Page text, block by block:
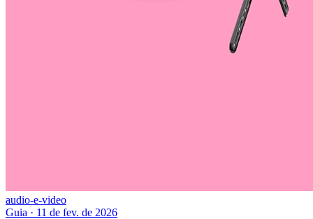
audio-e-video
Guia · 11 de fev. de 2026